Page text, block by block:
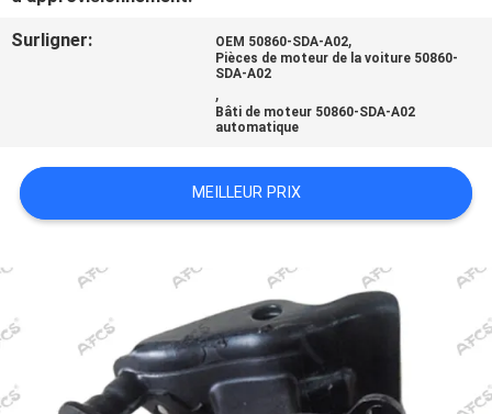
NOUS
NOUVELLES
DEMANDER
UN DEVIS
PLAN
DU
Surligner: OEM 50860-SDA-A02,
Pièces de moteur de la voiture 50860-
SDA-A02
,
Bâti de moteur 50860-SDA-A02
automatique
MEILLEUR PRIX